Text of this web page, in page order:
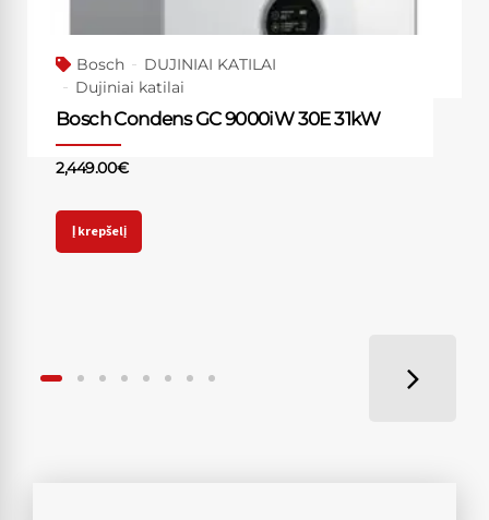
Bosch
DUJINIAI KATILAI
Dujiniai katilai
Bosch Condens GC 9000iW 30E 31kW
2,449.00€
Į krepšelį